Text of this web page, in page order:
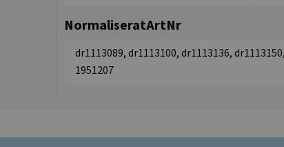
NormaliseratArtNr
dr1113089, dr1113100, dr1113136,
1951207